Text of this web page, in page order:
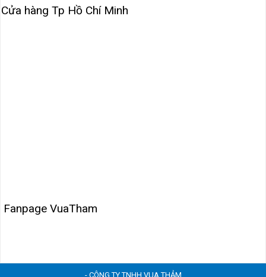
Cửa hàng Tp Hồ Chí Minh
Fanpage VuaTham
- CÔNG TY TNHH VUA THẢM